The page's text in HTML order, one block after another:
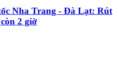
Nha Trang - Đà Lạt: Rút
2 giờ